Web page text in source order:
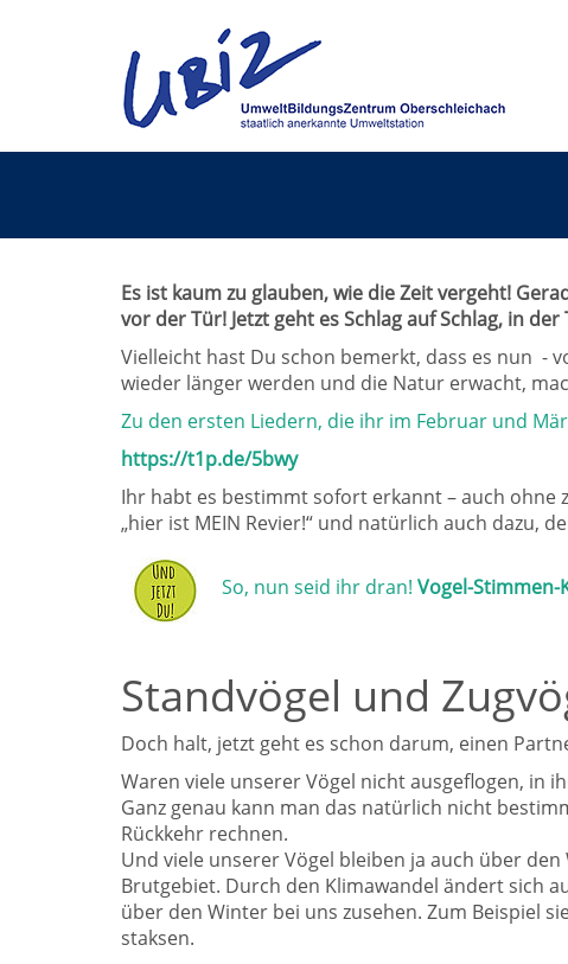
Es ist kaum zu glauben, wie die Zeit vergeht!
vor der Tür! Jetzt geht es Schlag auf Schlag, in
Vielleicht hast Du schon bemerkt, dass es nun -
wieder länger werden und die Natur erwacht,
Zu den ersten Liedern, die ihr im Februar und
https://t1p.de/5bwy
Ihr habt es bestimmt sofort erkannt – auch ohne
„hier ist MEIN Revier!“ und natürlich auch dazu,
So, nun seid ihr dran! Vogel-Stimmen-
Standvögel und
Doch halt, jetzt geht es schon darum, einen
Waren viele unserer Vögel nicht ausgeflogen, in
Ganz genau kann man das natürlich nicht
Rückkehr rechnen.
Und viele unserer Vögel bleiben ja auch über
Brutgebiet. Durch den Klimawandel ändert sich
über den Winter bei uns zusehen. Zum Beispiel
staksen.